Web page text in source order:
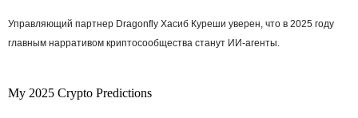
Управляющий партнер Dragonfly Хасиб Куреши уверен, что в 2025 году
главным нарративом криптосообщества станут ИИ-агенты.
My 2025 Crypto Predictions